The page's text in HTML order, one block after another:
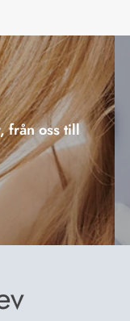
från oss till